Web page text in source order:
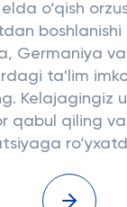
o‘qish
boshlanishi
Germaniya
ta'lim
Kelajagingiz
qabul qiling va